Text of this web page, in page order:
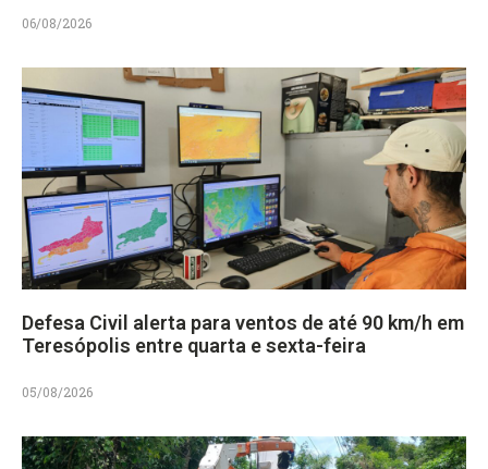
06/08/2026
Defesa Civil alerta para ventos de até 90 km/h em
Teresópolis entre quarta e sexta-feira
05/08/2026